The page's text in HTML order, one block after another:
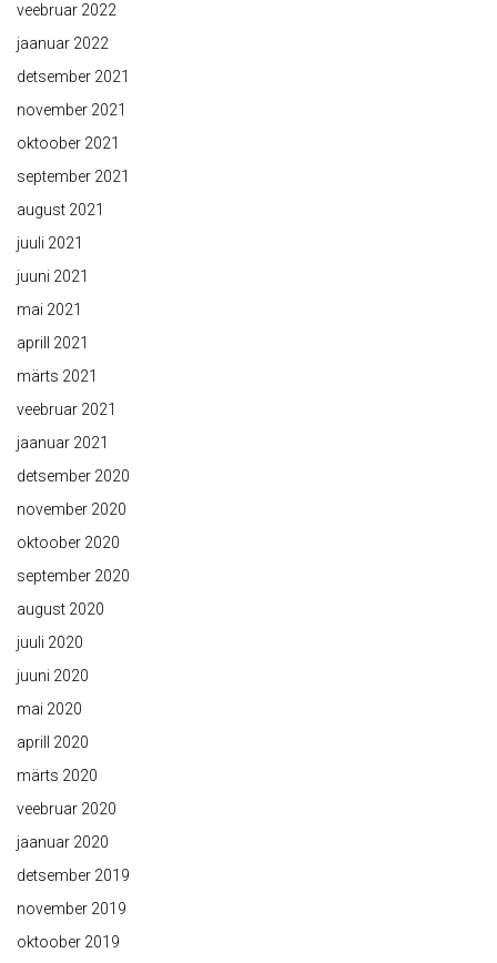
veebruar 2022
jaanuar 2022
detsember 2021
november 2021
oktoober 2021
september 2021
august 2021
juuli 2021
juuni 2021
mai 2021
aprill 2021
märts 2021
veebruar 2021
jaanuar 2021
detsember 2020
november 2020
oktoober 2020
september 2020
august 2020
juuli 2020
juuni 2020
mai 2020
aprill 2020
märts 2020
veebruar 2020
jaanuar 2020
detsember 2019
november 2019
oktoober 2019